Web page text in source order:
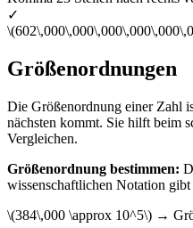
✓
Größenordnungen
Die Größenordnung einer Zahl
nächsten kommt. Sie hilft beim
Vergleichen.
Größenordnung bestimmen:
wissenschaftlichen Notation
\(384\,000 \approx 10^5\) →